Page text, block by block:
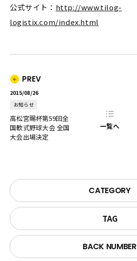
公式サイト： http://www.tilog-
logistix.com/index.html
PREV
2015/08/26
お知らせ
高松宮賜杯第59回全
国軟式野球大会 全国
大会出場決定
一覧へ
CATEGORY
TAG
BACK NUMBER